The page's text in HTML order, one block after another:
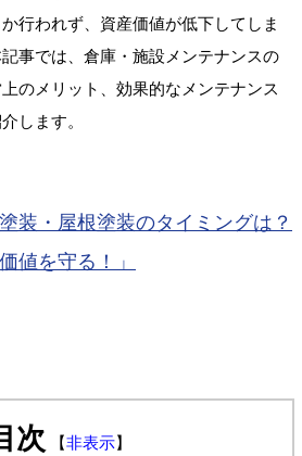
行われず、資産価値が低下してしま
事では、倉庫・施設メンテナンスの
のメリット、効果的なメンテナンス
します。
装・屋根塗装のタイミングは？
値を守る！」
次 【非表示】